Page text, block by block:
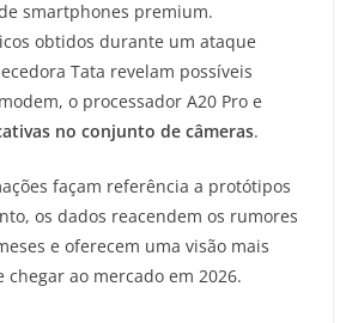
smartphones premium.
obtidos durante um ataque
Tata revelam possíveis
o processador A20 Pro e
no conjunto de câmeras.
façam referência a protótipos
os dados reacendem os rumores
e oferecem uma visão mais
ao mercado em 2026.